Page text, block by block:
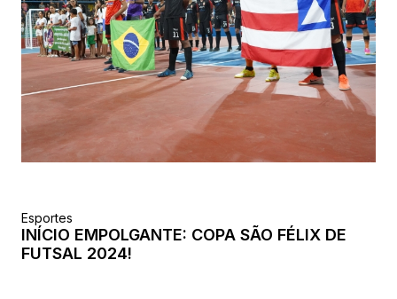
Esportes
INÍCIO EMPOLGANTE: COPA SÃO FÉLIX DE
FUTSAL 2024!